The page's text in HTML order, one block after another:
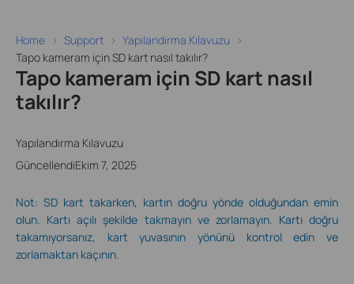
Home Support
Yapılandırma Kılavuzu
Tapo kameram için SD kart nasıl takılır?
Tapo kameram için SD kart nasıl
takılır?
Yapılandırma Kılavuzu
GüncellendiEkim 7, 2025
Not: SD kart takarken, kartın doğru yönde olduğundan emin
olun. Kartı açılı şekilde takmayın ve zorlamayın. Kartı doğru
takamıyorsanız, kart yuvasının yönünü kontrol edin ve
zorlamaktan kaçının.